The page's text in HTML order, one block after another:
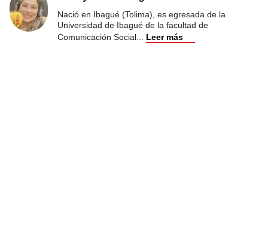
Nació en Ibagué (Tolima), es egresada de la
Universidad de Ibagué de la facultad de
Comunicación Social
Leer más